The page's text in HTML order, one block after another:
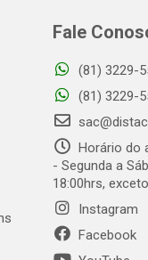
Fale
(81) 3229-
(81) 3229-
Horário do
- Segunda a
18:00hrs,
Instagram
Facebook